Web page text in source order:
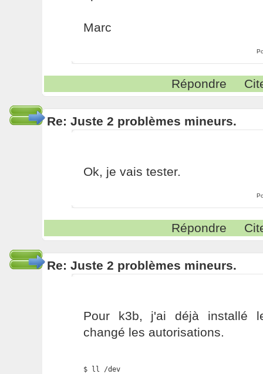
Marc
Répondre
Re: Juste 2 problèmes mineurs.
Ok, je vais tester.
Répondre
Re: Juste 2 problèmes mineurs.
Pour k3b, j'ai déjà installé
changé les autorisations.
$ ll /dev